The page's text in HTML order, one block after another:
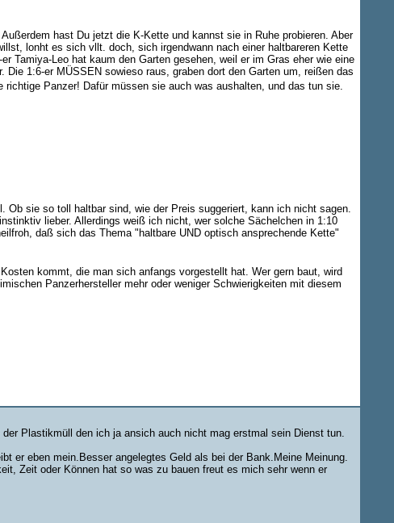
hast Du jetzt die K-Kette und kannst sie in Ruhe probieren. Aber
lonht es sich vllt. doch, sich irgendwann nach einer haltbareren Kette
Tamiya-Leo hat kaum den Garten gesehen, weil er im Gras eher wie eine
1:6-er MÜSSEN sowieso raus, graben dort den Garten um, reißen das
Panzer! Dafür müssen sie auch was aushalten, und das tun sie.
sie so toll haltbar sind, wie der Preis suggeriert, kann ich nicht sagen.
lieber. Allerdings weiß ich nicht, wer solche Sächelchen in 1:10
daß sich das Thema "haltbare UND optisch ansprechende Kette"
kommt, die man sich anfangs vorgestellt hat. Wer gern baut, wird
Panzerhersteller mehr oder weniger Schwierigkeiten mit diesem
Plastikmüll den ich ja ansich auch nicht mag erstmal sein Dienst tun.
er eben mein.Besser angelegtes Geld als bei der Bank.Meine Meinung.
Zeit oder Können hat so was zu bauen freut es mich sehr wenn er